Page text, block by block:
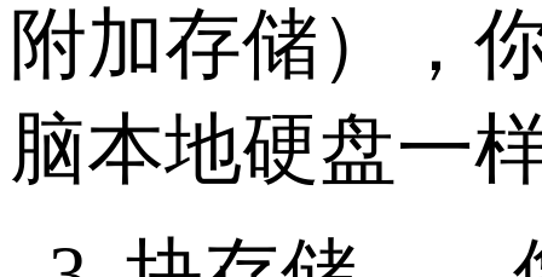
附加存储），
脑本地硬盘一